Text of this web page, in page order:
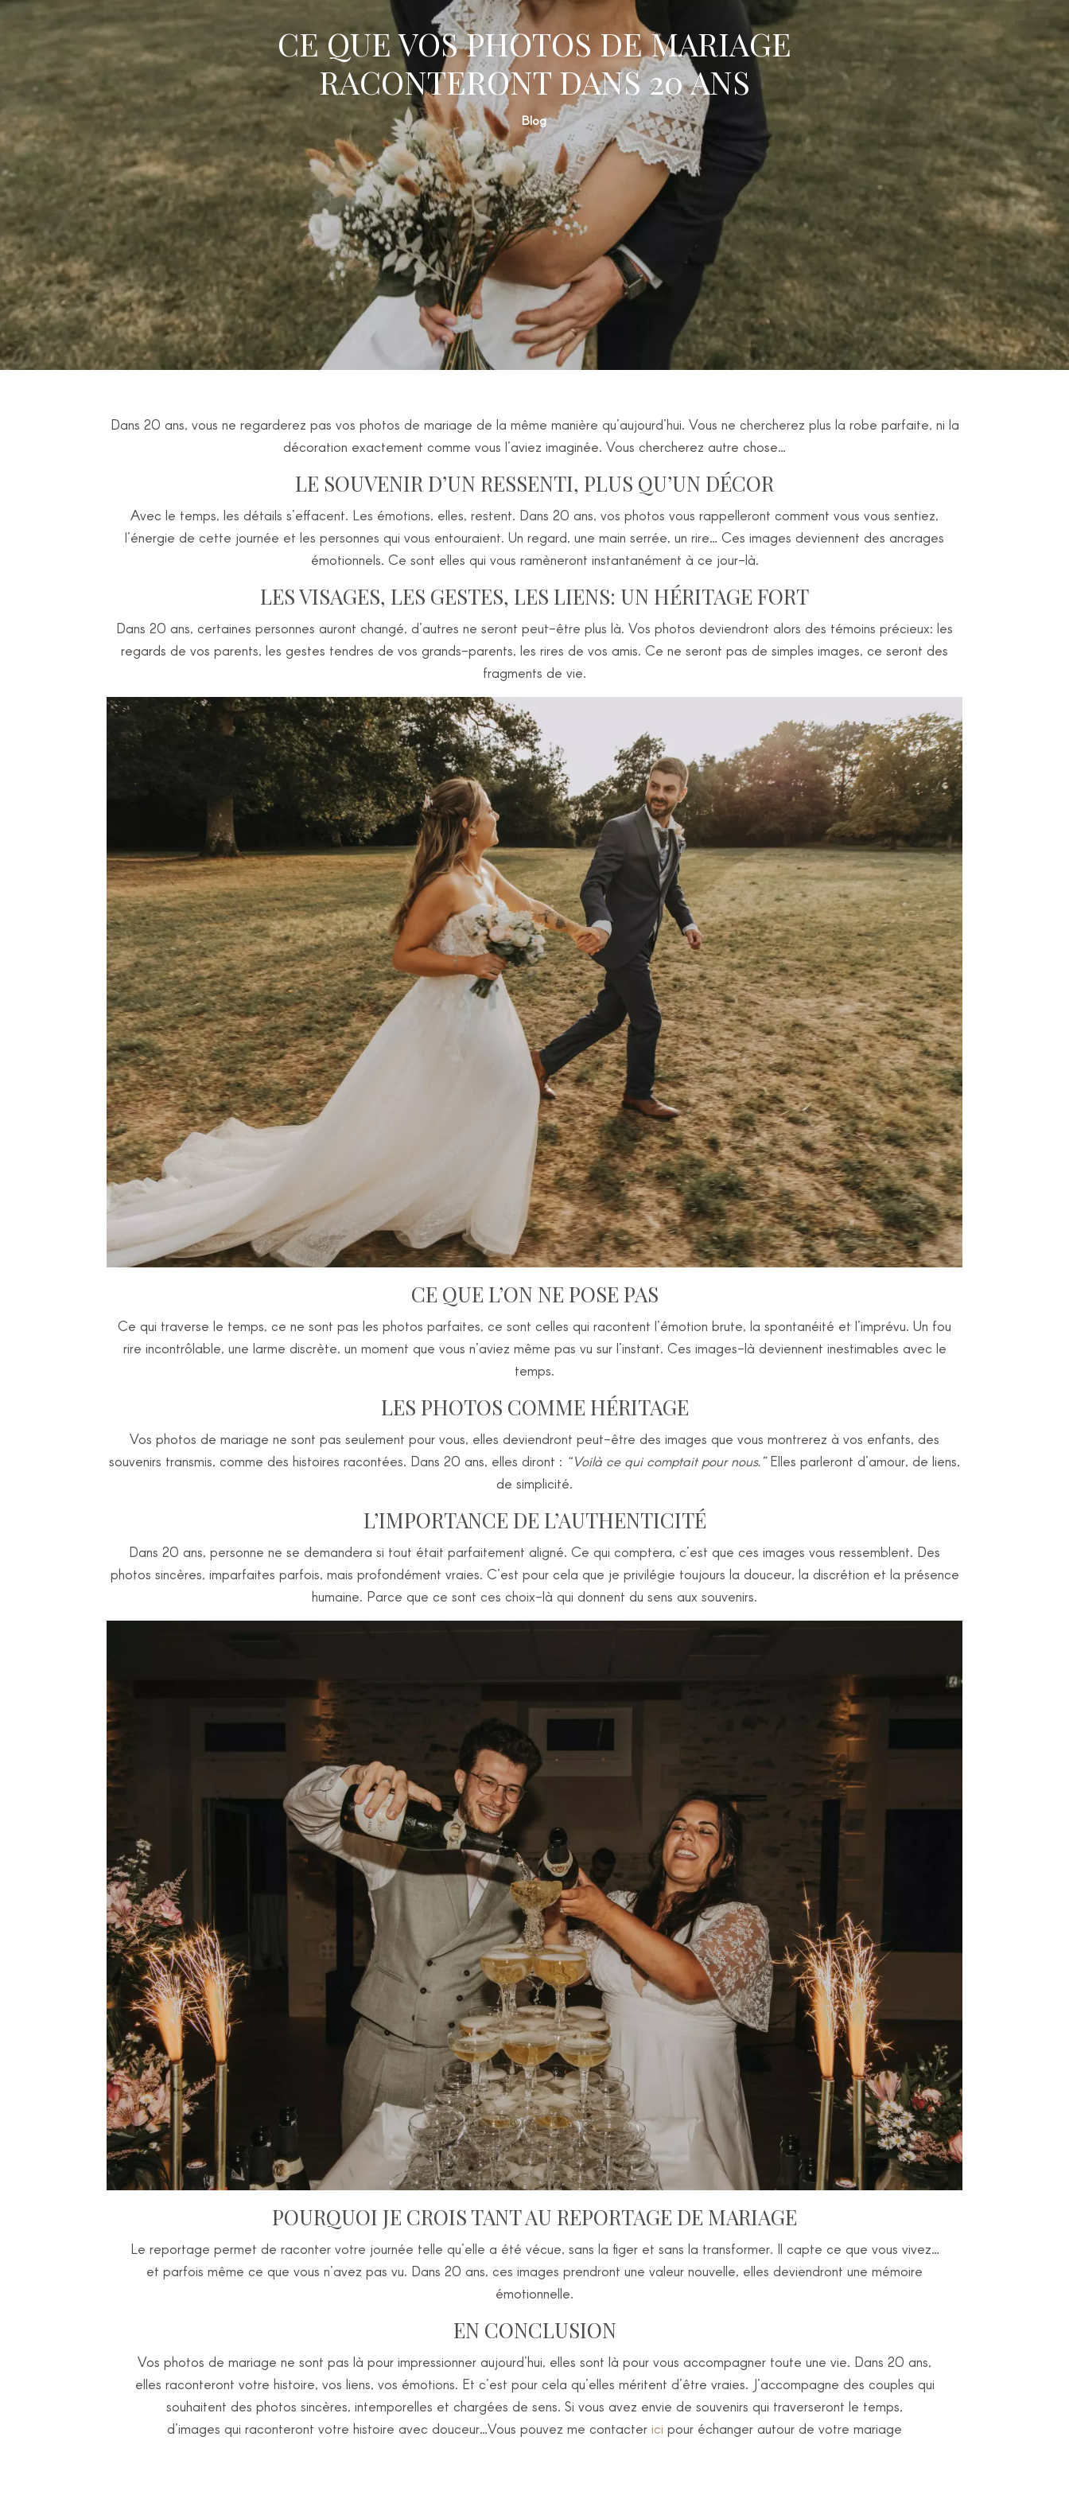
CE QUE VOS PHOTOS DE MARIAGE
RACONTERONT DANS 20 ANS
Blog
Dans 20 ans, vous ne regarderez pas vos photos de mariage de la même manière qu’aujourd’hui. Vous ne chercherez plus la robe parfaite, ni la
décoration exactement comme vous l’aviez imaginée. Vous chercherez autre chose…
LE SOUVENIR D’UN RESSENTI, PLUS QU’UN DÉCOR
Avec le temps, les détails s’effacent. Les émotions, elles, restent. Dans 20 ans, vos photos vous rappelleront comment vous vous sentiez,
l’énergie de cette journée et les personnes qui vous entouraient. Un regard, une main serrée, un rire… Ces images deviennent des ancrages
émotionnels. Ce sont elles qui vous ramèneront instantanément à ce jour-là.
LES VISAGES, LES GESTES, LES LIENS: UN HÉRITAGE FORT
Dans 20 ans, certaines personnes auront changé, d’autres ne seront peut-être plus là. Vos photos deviendront alors des témoins précieux: les
regards de vos parents, les gestes tendres de vos grands-parents, les rires de vos amis. Ce ne seront pas de simples images, ce seront des
fragments de vie.
CE QUE L’ON NE POSE PAS
Ce qui traverse le temps, ce ne sont pas les photos parfaites, ce sont celles qui racontent l’émotion brute, la spontanéité et l’imprévu. Un fou
rire incontrôlable, une larme discrète, un moment que vous n’aviez même pas vu sur l’instant. Ces images-là deviennent inestimables avec le
temps.
LES PHOTOS COMME HÉRITAGE
Vos photos de mariage ne sont pas seulement pour vous, elles deviendront peut-être des images que vous montrerez à vos enfants, des
souvenirs transmis, comme des histoires racontées. Dans 20 ans, elles diront : “Voilà ce qui comptait pour nous.” Elles parleront d’amour, de liens,
de simplicité.
L’IMPORTANCE DE L’AUTHENTICITÉ
Dans 20 ans, personne ne se demandera si tout était parfaitement aligné. Ce qui comptera, c’est que ces images vous ressemblent. Des
photos sincères, imparfaites parfois, mais profondément vraies. C’est pour cela que je privilégie toujours la douceur, la discrétion et la présence
humaine. Parce que ce sont ces choix-là qui donnent du sens aux souvenirs.
POURQUOI JE CROIS TANT AU REPORTAGE DE MARIAGE
Le reportage permet de raconter votre journée telle qu’elle a été vécue, sans la figer et sans la transformer. Il capte ce que vous vivez…
et parfois même ce que vous n’avez pas vu. Dans 20 ans, ces images prendront une valeur nouvelle, elles deviendront une mémoire
émotionnelle.
EN CONCLUSION
Vos photos de mariage ne sont pas là pour impressionner aujourd’hui, elles sont là pour vous accompagner toute une vie. Dans 20 ans,
elles raconteront votre histoire, vos liens, vos émotions. Et c’est pour cela qu’elles méritent d’être vraies. J’accompagne des couples qui
souhaitent des photos sincères, intemporelles et chargées de sens. Si vous avez envie de souvenirs qui traverseront le temps,
d’images qui raconteront votre histoire avec douceur…Vous pouvez me contacter ici pour échanger autour de votre mariage